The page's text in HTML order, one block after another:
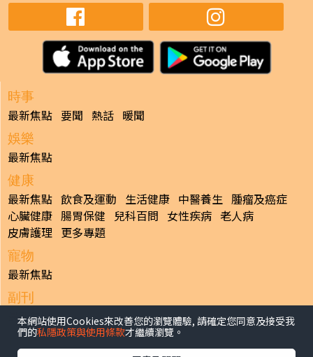
時事
最新焦點 要聞 熱話 暖聞
娛樂
最新焦點
健康
最新焦點 飲食及運動 生活健康 中醫養生 腫瘤及癌症
心臟健康 腸胃保健 兒科百問 女性疾病 老人病
皮膚護理 更多專題
寵物
最新焦點
副刊
最新焦點
日報
本網站使用Cookies來改善您的瀏覽體驗, 請確定您同意及接受我
們的私隱政策與使用條款才繼續瀏覽。